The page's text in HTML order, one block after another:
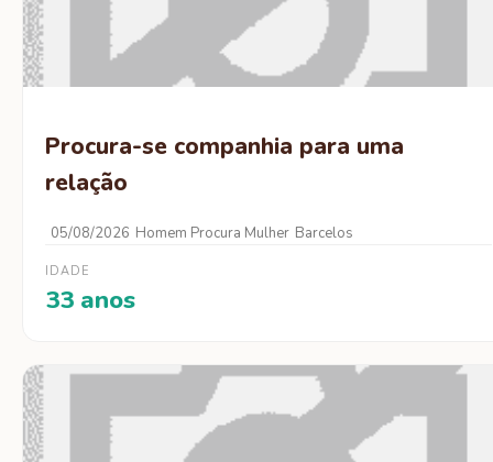
Procura-se companhia para uma
relação
05/08/2026 Homem Procura Mulher Barcelos
IDADE
33 anos